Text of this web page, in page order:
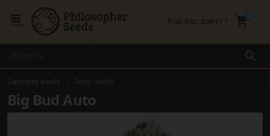
search
Как вас зовут? local_grocery_store
Cannabis seeds Sensi Seeds
Big Bud Auto